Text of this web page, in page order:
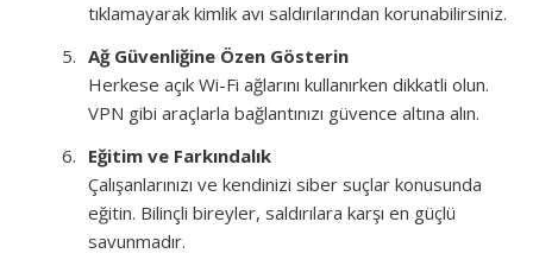
tıklamayarak kimlik avı saldırılarından korunabilirsiniz.
Ağ Güvenliğine Özen Gösterin
Herkese açık Wi-Fi ağlarını kullanırken dikkatli olun.
VPN gibi araçlarla bağlantınızı güvence altına alın.
Eğitim ve Farkındalık
Çalışanlarınızı ve kendinizi siber suçlar konusunda
eğitin. Bilinçli bireyler, saldırılara karşı en güçlü
savunmadır.